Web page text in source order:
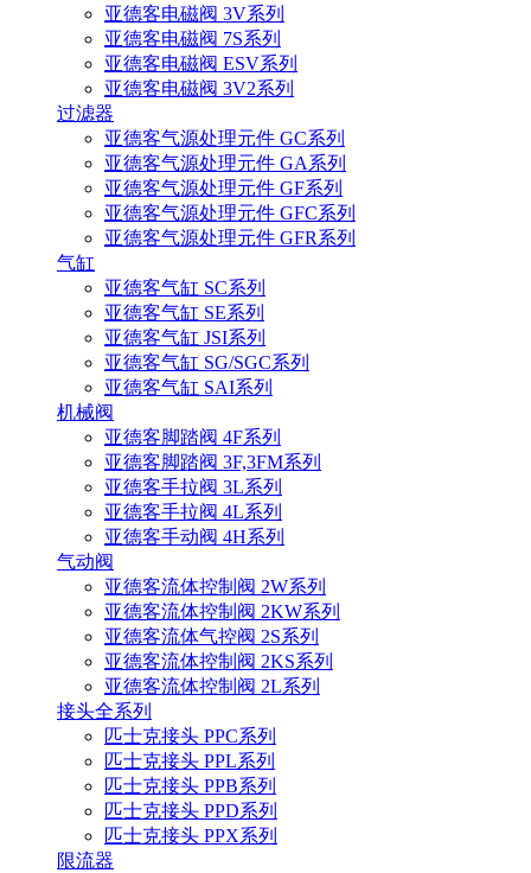
亚德客电磁阀 3V系列
亚德客电磁阀 7S系列
亚德客电磁阀 ESV系列
亚德客电磁阀 3V2系列
过滤器
亚德客气源处理元件 GC系列
亚德客气源处理元件 GA系列
亚德客气源处理元件 GF系列
亚德客气源处理元件 GFC系列
亚德客气源处理元件 GFR系列
气缸
亚德客气缸 SC系列
亚德客气缸 SE系列
亚德客气缸 JSI系列
亚德客气缸 SG/SGC系列
亚德客气缸 SAI系列
机械阀
亚德客脚踏阀 4F系列
亚德客脚踏阀 3F,3FM系列
亚德客手拉阀 3L系列
亚德客手拉阀 4L系列
亚德客手动阀 4H系列
气动阀
亚德客流体控制阀 2W系列
亚德客流体控制阀 2KW系列
亚德客流体气控阀 2S系列
亚德客流体控制阀 2KS系列
亚德客流体控制阀 2L系列
接头全系列
匹士克接头 PPC系列
匹士克接头 PPL系列
匹士克接头 PPB系列
匹士克接头 PPD系列
匹士克接头 PPX系列
限流器